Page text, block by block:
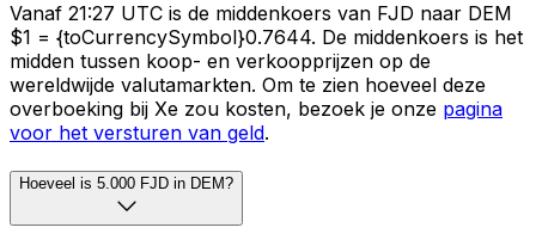
Vanaf 21:27 UTC is de middenkoers van FJD naar DEM
$1 = {toCurrencySymbol}0.7644. De middenkoers is het
midden tussen koop- en verkoopprijzen op de
wereldwijde valutamarkten. Om te zien hoeveel deze
overboeking bij Xe zou kosten, bezoek je onze pagina
voor het versturen van geld.
Hoeveel is 5.000 FJD in DEM?